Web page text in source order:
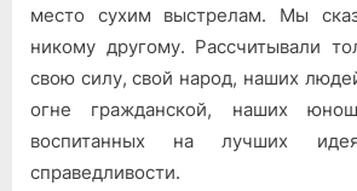
место сухим выстрелам. Мы
никому другому. Рассчитывали
свою силу, свой народ, наших
огне гражданской, наших
воспитанных на лучших
справедливости.